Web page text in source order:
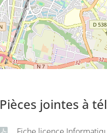
Pièces jointes à